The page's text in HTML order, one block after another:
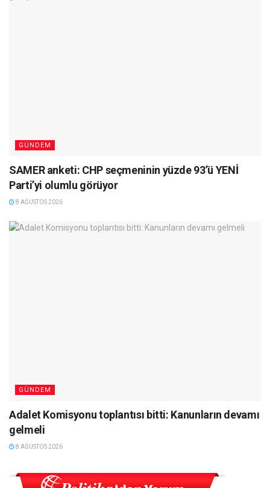
GÜNDEM
SAMER anketi: CHP seçmeninin yüzde 93’ü YENİ
Parti’yi olumlu görüyor
8 AĞUSTOS 2026
GÜNDEM
Adalet Komisyonu toplantısı bitti: Kanunların devamı
gelmeli
8 AĞUSTOS 2026